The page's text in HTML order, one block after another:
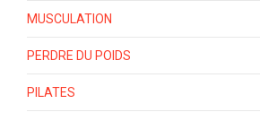
MUSCULATION
PERDRE DU POIDS
PILATES